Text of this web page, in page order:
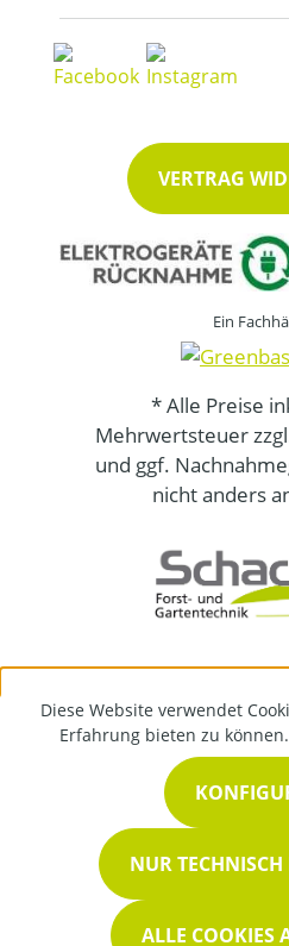
VERTRAG
Ein
* Alle Preise
Mehrwertsteuer
und ggf.
nicht anders
Diese Website verwendet
Erfahrung bieten zu können.
NUR
ALLE COOKIES